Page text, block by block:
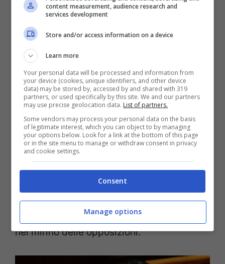
amministrazione nello stesso settore.
Niente da fare anche per la misura che
prevedeva, viceversa, che fosse possibile,
per incarichi commissariali, straordinari o
temporanei, derogare dal divieto di
ricoprire ruoli nella Pa dopo aver avuto
incarichi in enti di diritto privato o
finanziati dall’amministrazione stessa. È
poi saltata la norma che prevede che
basti più un ricorso davanti ad un giudice
per vedersi riconoscere gli arretrati a finire
nel mirino delle opposizioni.
content measurement, audience research and
services development
Store and/or access information on a device
Learn more
Your personal data will be processed and information from
your device (cookies, unique identifiers, and other device
data) may be stored by, accessed by and shared with 319
partners, or used specifically by this site. We and our partners
may use precise geolocation data. List of partners.
Some vendors may process your personal data on the basis
of legitimate interest, which you can object to by managing
your options below. Look for a link at the bottom of this page
or in the site menu to manage or withdraw consent in privacy
and cookie settings.
Consent
Manage options